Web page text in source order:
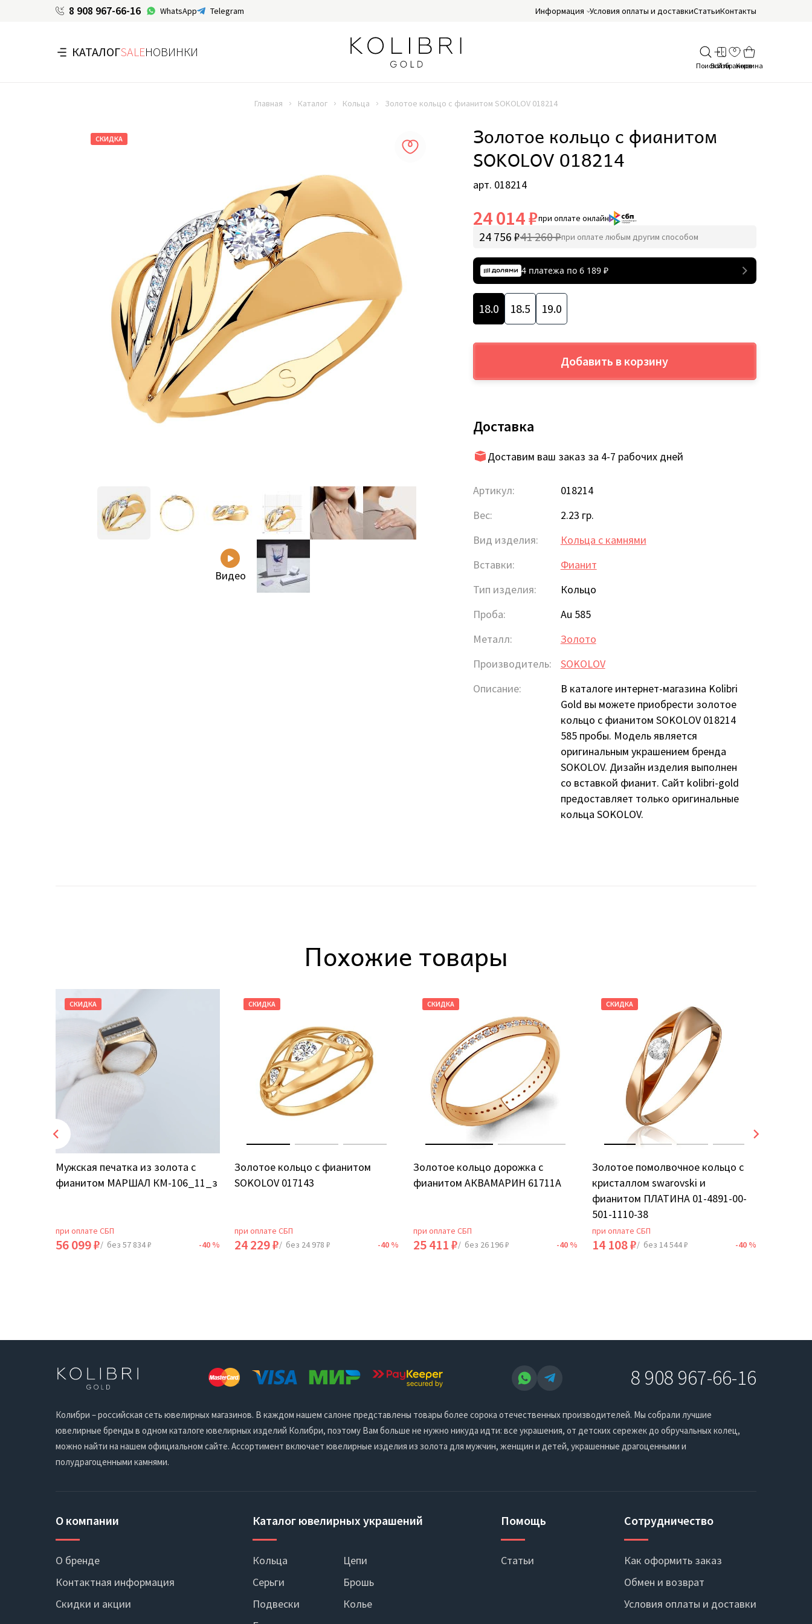
8 908 967-66-16 WhatsApp Telegram Информация Условия оплаты и доставкиСтатьиКонтакты
КАТАЛОГSALEНОВИНКИ
Главная Каталог Кольца Золотое кольцо с фианитом SOKOLOV 018214
СКИДКА
Видео
Золотое кольцо с фианитом
SOKOLOV 018214
арт. 018214
24 014 ₽при оплате онлайн
24 756 ₽41 260 ₽при оплате любым другим способом
4 платежа по 6 189₽
18.0 18.5 19.0
Добавить в корзину
Доставка
Доставим ваш заказ за 4-7 рабочих дней
Артикул:
018214
Вес:
2.23 гр.
Вид изделия:
Кольца с камнями
Вставки:
Фианит
Тип изделия:
Кольцо
Проба:
Au 585
Металл:
Золото
Производитель:
SOKOLOV
Описание:
В каталоге интернет-магазина Kolibri
Gold вы можете приобрести золотое
кольцо с фианитом SOKOLOV 018214
585 пробы. Модель является
оригинальным украшением бренда
SOKOLOV. Дизайн изделия выполнен
со вставкой фианит. Сайт kolibri-gold
предоставляет только оригинальные
кольца SOKOLOV.
Похожие товары
СКИДКА
Мужская печатка из золота с
фианитом МАРШАЛ КМ-106_11_з
при оплате СБП
56 099 ₽/ без 57 834 ₽ -40 %
СКИДКА
Золотое кольцо с фианитом
SOKOLOV 017143
при оплате СБП
24 229 ₽/ без 24 978 ₽ -40 %
СКИДКА
Золотое кольцо дорожка с
фианитом АКВАМАРИН 61711А
при оплате СБП
25 411 ₽/ без 26 196 ₽ -40 %
СКИДКА
Золотое помолвочное кольцо с
кристаллом swarovski и
фианитом ПЛАТИНА 01-4891-00-
501-1110-38
при оплате СБП
14 108 ₽/ без 14 544 ₽ -40 %
8 908 967-66-16
Колибри – российская сеть ювелирных магазинов. В каждом нашем салоне представлены товары более сорока отечественных производителей. Мы собрали лучшие
ювелирные бренды в одном каталоге ювелирных изделий Колибри, поэтому Вам больше не нужно никуда идти: все украшения, от детских сережек до обручальных колец,
можно найти на нашем официальном сайте. Ассортимент включает ювелирные изделия из золота для мужчин, женщин и детей, украшенные драгоценными и
полудрагоценными камнями.
О компании
О бренде
Контактная информация
Скидки и акции
Каталог ювелирных украшений
Кольца
Серьги
Подвески
Цепи
Брошь
Колье
Помощь
Статьи
Сотрудничество
Как оформить заказ
Обмен и возврат
Условия оплаты и доставки